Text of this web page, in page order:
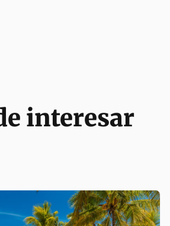
interesar